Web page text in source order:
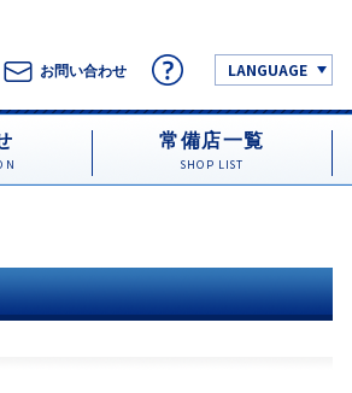
お問い合わせ LANGUAGE
常備店一覧
SHOP LIST